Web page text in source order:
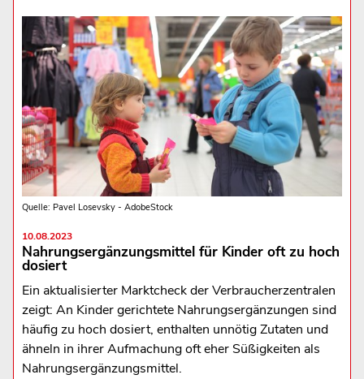
Quelle: Pavel Losevsky - AdobeStock
10.08.2023
Nahrungsergänzungsmittel für Kinder oft zu hoch
dosiert
Ein aktualisierter Marktcheck der Verbraucherzentralen
zeigt: An Kinder gerichtete Nahrungsergänzungen sind
häufig zu hoch dosiert, enthalten unnötig Zutaten und
ähneln in ihrer Aufmachung oft eher Süßigkeiten als
Nahrungsergänzungsmittel.